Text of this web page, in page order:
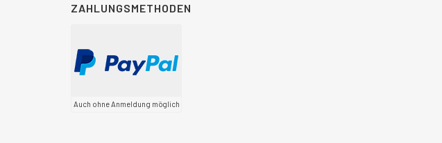
ZAHLUNGSMETHODEN
Auch ohne Anmeldung möglich